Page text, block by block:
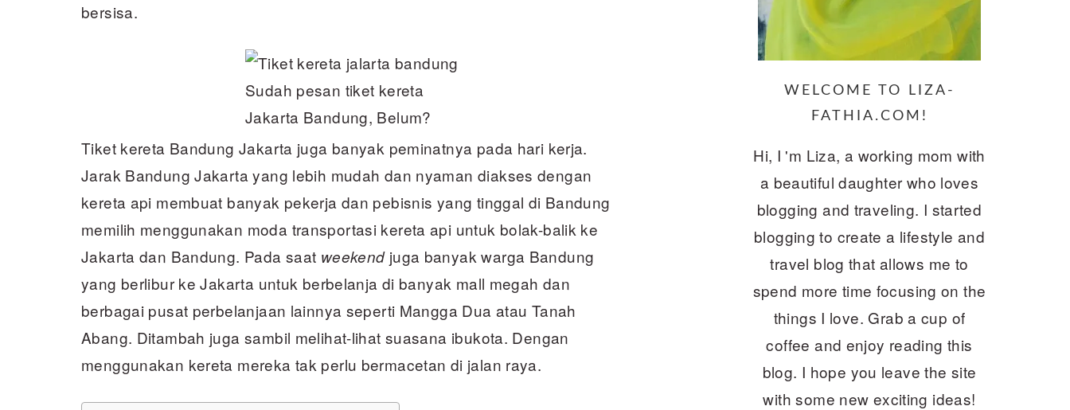
bersisa.
Sudah pesan tiket kereta
Jakarta Bandung, Belum?
Tiket kereta Bandung Jakarta juga banyak peminatnya pada hari kerja.
Jarak Bandung Jakarta yang lebih mudah dan nyaman diakses dengan
kereta api membuat banyak pekerja dan pebisnis yang tinggal di Bandung
memilih menggunakan moda transportasi kereta api untuk bolak-balik ke
Jakarta dan Bandung. Pada saat weekendjuga banyak warga Bandung
yang berlibur ke Jakarta untuk berbelanja di banyak mall megah dan
berbagai pusat perbelanjaan lainnya seperti Mangga Dua atau Tanah
Abang. Ditambah juga sambil melihat-lihat suasana ibukota. Dengan
menggunakan kereta mereka tak perlu bermacetan di jalan raya.
WELCOME TO LIZA-
FATHIA.COM!
Hi, I 'm Liza, a working mom with
a beautiful daughter who loves
blogging and traveling. I started
blogging to create a lifestyle and
travel blog that allows me to
spend more time focusing on the
things I love. Grab a cup of
coffee and enjoy reading this
blog. I hope you leave the site
with some new exciting ideas!